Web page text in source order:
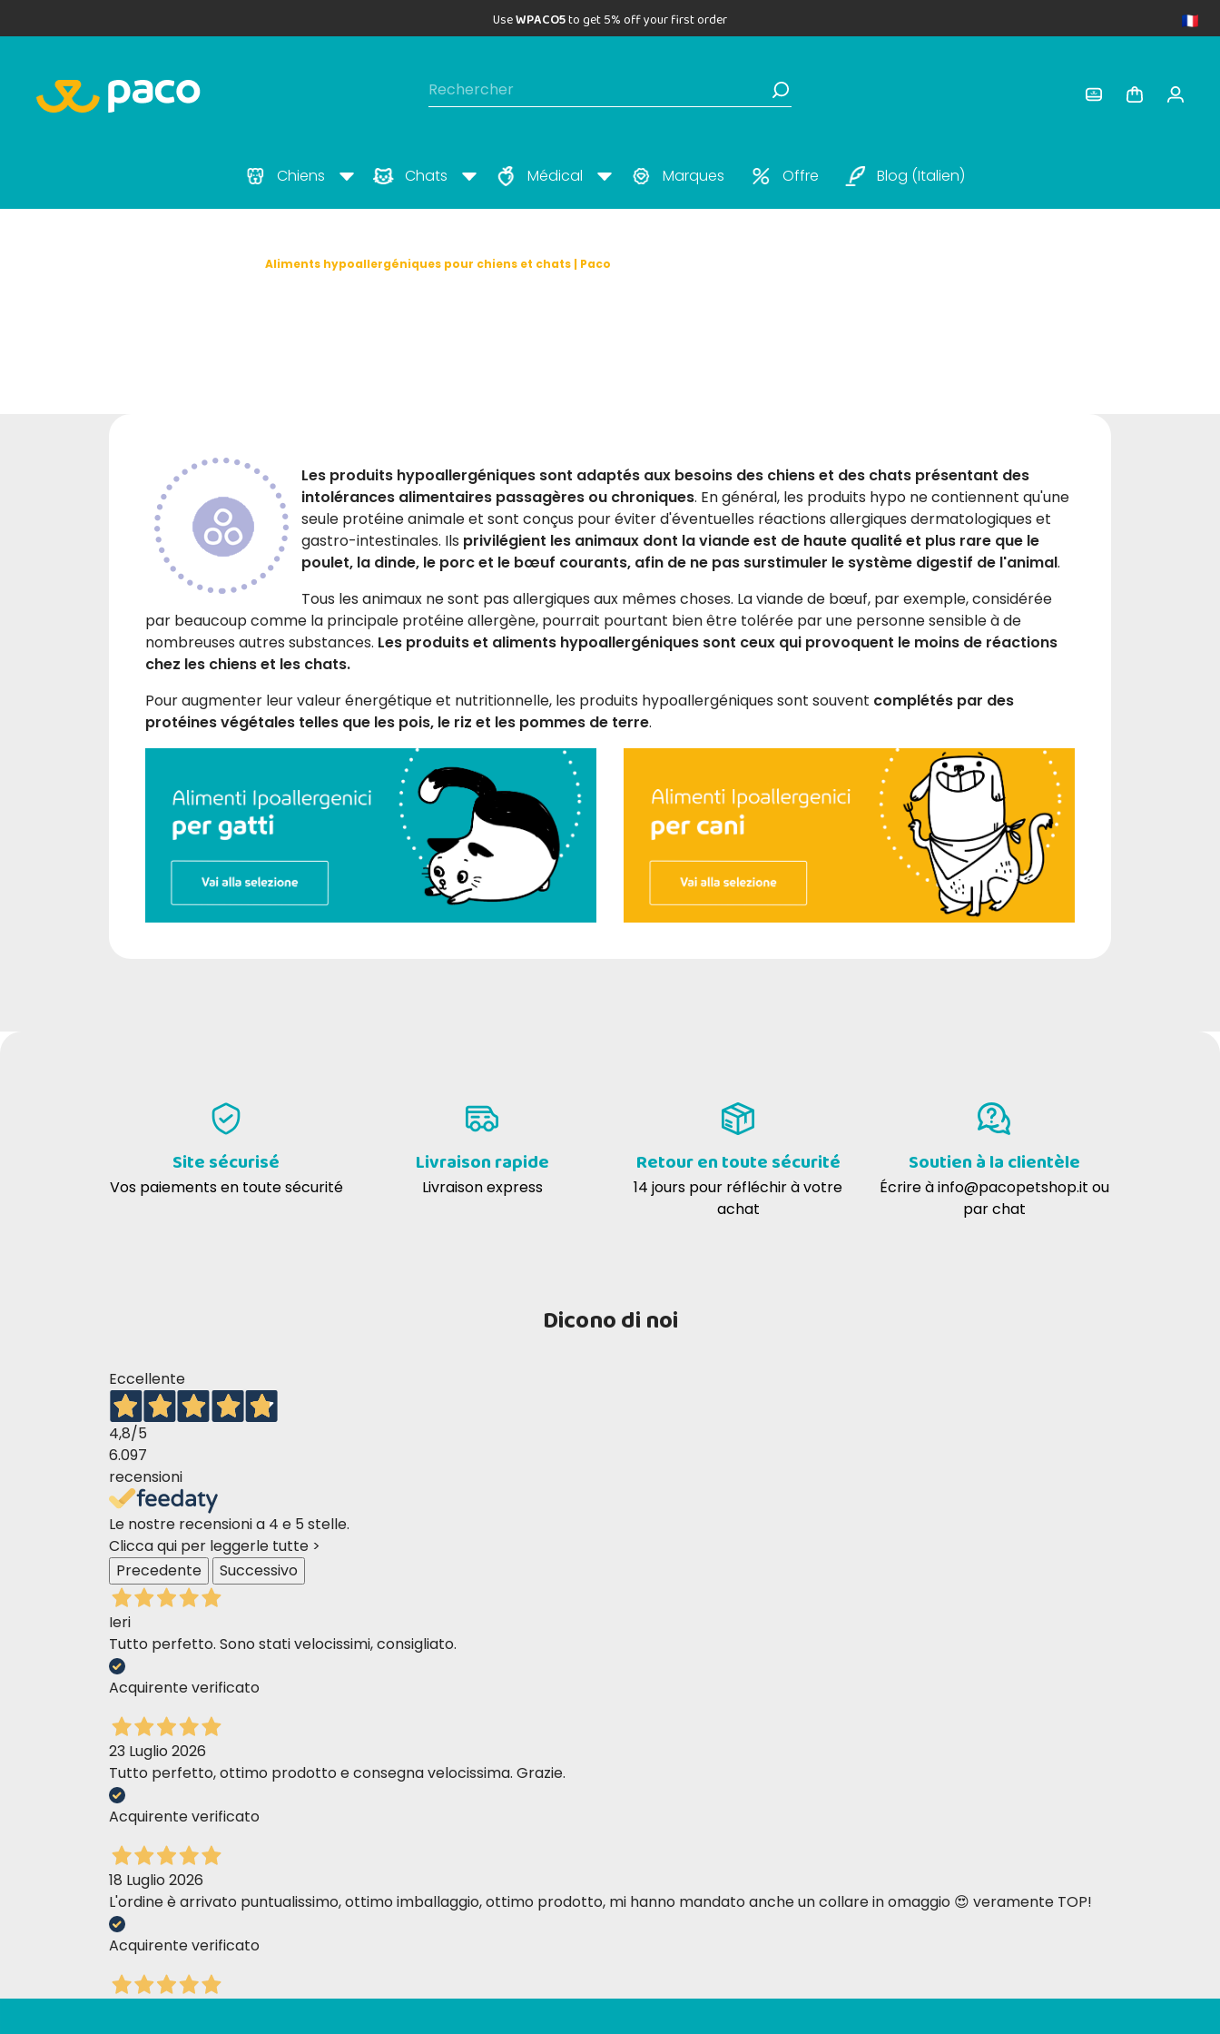
UseWPACO5to get 5% off your first order
Chiens Chats Médical Marques Offre Blog (italien)
Aliments hypoallergéniques pour chiens et chats | Paco
Les produits hypoallergéniques sont adaptés aux besoins des chiens et des chats présentant des
intolérances alimentaires passagères ou chroniques. En général, les produits hypo ne contiennent qu'une
seule protéine animale et sont conçus pour éviter d'éventuelles réactions allergiques dermatologiques et
gastro-intestinales. Ils privilégient les animaux dont la viande est de haute qualité et plus rare que le
poulet, la dinde, le porc et le bœuf courants, afin de ne pas surstimuler le système digestif de l'animal.
Tous les animaux ne sont pas allergiques aux mêmes choses. La viande de bœuf, par exemple, considérée
par beaucoup comme la principale protéine allergène, pourrait pourtant bien être tolérée par une personne sensible à de
nombreuses autres substances. Les produits et aliments hypoallergéniques sont ceux qui provoquent le moins de réactions
chez les chiens et les chats.
Pour augmenter leur valeur énergétique et nutritionnelle, les produits hypoallergéniques sont souvent complétés par des
protéines végétales telles que les pois, le riz et les pommes de terre.
Site sécurisé
Vos paiements en toute sécurité
Livraison rapide
Livraison express
Retour en toute sécurité
14 jours pour réfléchir à votre
achat
Soutien à la clientèle
Écrire àinfo@pacopetshop.it ou
par chat
Dicono di noi
Eccellente
4,8/5
6.097
recensioni
Le nostre recensioni a 4 e 5 stelle.
Clicca qui per leggerle tutte >
Precedente
Successivo
Ieri
Tutto perfetto. Sono stati velocissimi, consigliato.
Acquirente verificato
23 Luglio 2026
Tutto perfetto, ottimo prodotto e consegna velocissima. Grazie.
Acquirente verificato
18 Luglio 2026
L'ordine è arrivato puntualissimo, ottimo imballaggio, ottimo prodotto, mi hanno mandato anche un collare in omaggio 😍 veramente TOP!
Acquirente verificato